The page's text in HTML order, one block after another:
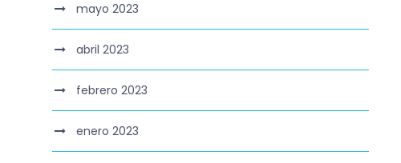
mayo 2023
abril 2023
febrero 2023
enero 2023